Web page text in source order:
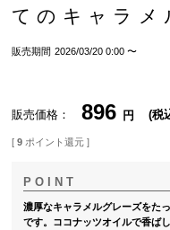
てのキャラメ
販売期間 2026/03/20 0:00 〜
販売価格 896 税
[ 9 ポイント還元 ]
濃厚なキャラメルグレーズをた
です。ココナッツオイルで香ば